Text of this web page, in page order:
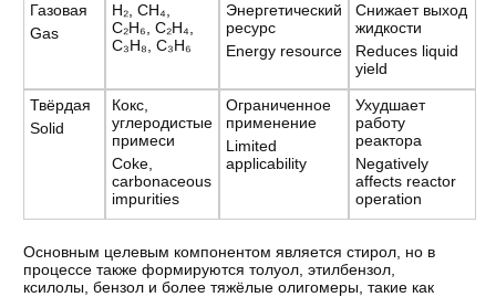
Газовая
Gas
H₂, CH₄,
C₂H₆, C₂H₄,
C₃H₈, C₃H₆
Энергетический
ресурс
Energy resource
Снижает выход
жидкости
Reduces liquid
yield
Твёрдая
Solid
Кокс,
углеродистые
примеси
Coke,
carbonaceous
impurities
Ограниченное
применение
Limited
applicability
Ухудшает
работу
реактора
Negatively
affects reactor
operation
Основным целевым компонентом является стирол, но в
процессе также формируются толуол, этилбензол,
ксилолы, бензол и более тяжёлые олигомеры, такие как